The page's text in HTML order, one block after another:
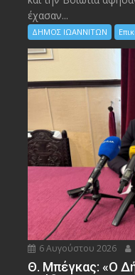
έχασαν...
ΔΗΜΟΣ ΙΩΑΝΝΙΤΩΝ
6 Αυγούστου 2026
Θ. Μπέγκας: «Ο